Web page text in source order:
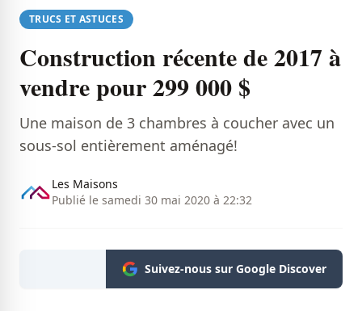
TRUCS ET ASTUCES
Construction récente de 2017 à
vendre pour 299 000 $
Une maison de 3 chambres à coucher avec un
sous-sol entièrement aménagé!
Les Maisons
Publié le samedi 30 mai 2020 à 22:32
Suivez-nous sur Google Discover